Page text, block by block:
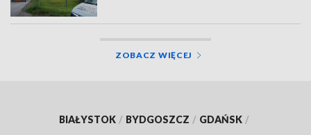
ZOBACZ WIĘCEJ
BIAŁYSTOK / BYDGOSZCZ / GDAŃSK /